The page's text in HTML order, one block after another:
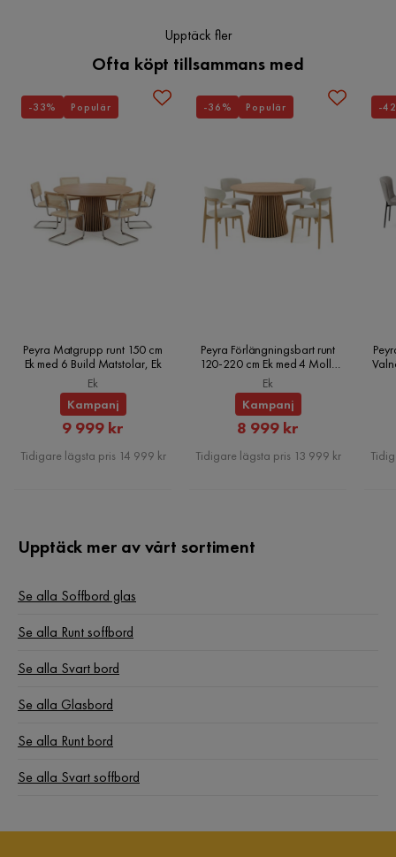
Färgnamn Svart
Färg ben
Montering krävs
Färg
Runt soffbord med svart glas
Högkvalitativt och elegant design
Enkel montering krävs
Upptäck fler
Ofta köpt tillsammans med
Peyra Matgrupp runt 150 cm
Ek med 6 Build Matstolar, Ek
Ek
Kampanj
Rabatterat
Pris
9 999 kr
Tidigare lägsta pris 14 999 kr
-33% Populär
Peyra Förlängningsbart runt
120-220 cm Ek med 4 Molly
Matstolar, Ek
Ek
Kampanj
Rabatterat
Pris
8 999 kr
Tidigare lägsta pris 13 999 kr
-36% Populär -
Upptäck mer av vårt sortiment
Se alla Soffbord glas
Se alla Runt soffbord
Se alla Svart bord
Se alla Glasbord
Se alla Runt bord
Se alla Svart soffbord